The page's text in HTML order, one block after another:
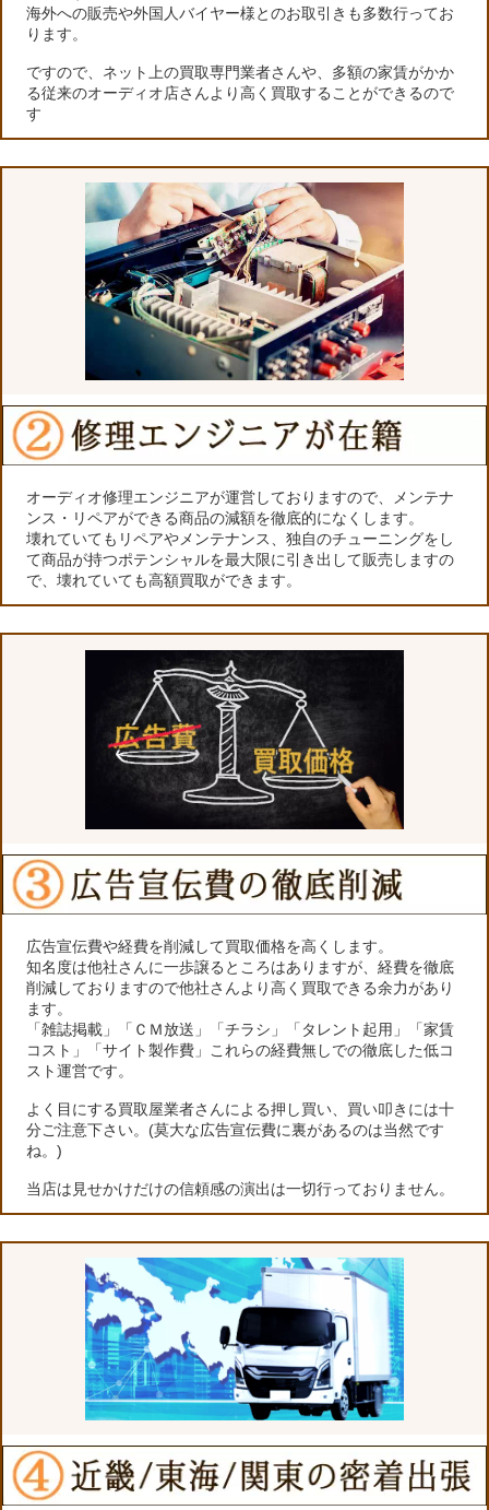
海外への販売や外国人バイヤー様とのお取引きも多数行ってお
ります。
ですので、ネット上の買取専門業者さんや、多額の家賃がかか
る従来のオーディオ店さんより高く買取することができるので
す
オーディオ修理エンジニアが運営しておりますので、メンテナ
ンス・リペアができる商品の減額を徹底的になくします。
壊れていてもリペアやメンテナンス、独自のチューニングをし
て商品が持つポテンシャルを最大限に引き出して販売しますの
で、壊れていても高額買取ができます。
広告宣伝費や経費を削減して買取価格を高くします。
知名度は他社さんに一歩譲るところはありますが、経費を徹底
削減しておりますので他社さんより高く買取できる余力があり
ます。
「雑誌掲載」「ＣＭ放送」「チラシ」「タレント起用」「家賃
コスト」「サイト製作費」これらの経費無しでの徹底した低コ
スト運営です。
よく目にする買取屋業者さんによる押し買い、買い叩きには十
分ご注意下さい。(莫大な広告宣伝費に裏があるのは当然です
ね。)
当店は見せかけだけの信頼感の演出は一切行っておりません。